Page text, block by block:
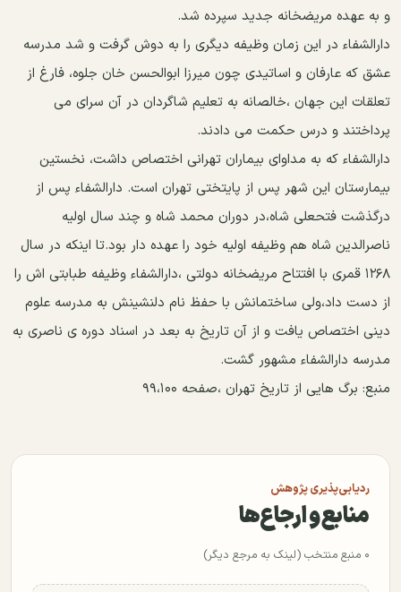
و به عهده مریضخانه جدید سپرده شد.
دارالشفاء در این زمان وظیفه دیگری را به دوش گرفت و شد مدرسه
عشق که عارفان و اساتیدی چون میرزا ابوالحسن خان جلوه، فارغ از
تعلقات این جهان ،خالصانه به تعلیم شاگردان در آن سرای می
پرداختند و درس حکمت می دادند.
دارالشفاء که به مداوای بیماران تهرانی اختصاص داشت، نخستین
بیمارستان این شهر پس از پایتختی تهران است. دارالشفاء پس از
درگذشت فتحعلی شاه،در دوران محمد شاه و چند سال اولیه
ناصرالدین شاه هم وظیفه اولیه خود را عهده دار بود.تا اینکه در سال
۱۲۶۸ قمری با افتتاح مریضخانه دولتی ،دارالشفاء وظیفه طبابتی اش را
از دست داد،ولی ساختمانش با حفظ نام دلنشینش به مدرسه علوم
دینی اختصاص یافت و از آن تاریخ به بعد در اسناد دوره ی ناصری به
مدرسه دارالشفاء مشهور گشت.
منبع: برگ هایی از تاریخ تهران ،صفحه ۹۹،۱۰۰
ردیابی‌پذیری پژوهش
منابع و ارجاع‌ها
۰ منبع منتخب (لینک به مرجع دیگر)